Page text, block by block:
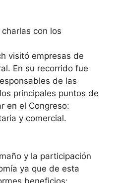
con los
visitó empresas de
En su recorrido fue
de las
principales puntos de
en el Congreso:
y comercial.
y la participación
ya que de esta
beneficios: